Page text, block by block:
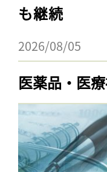
も継続
2026/08/05
医薬品・医